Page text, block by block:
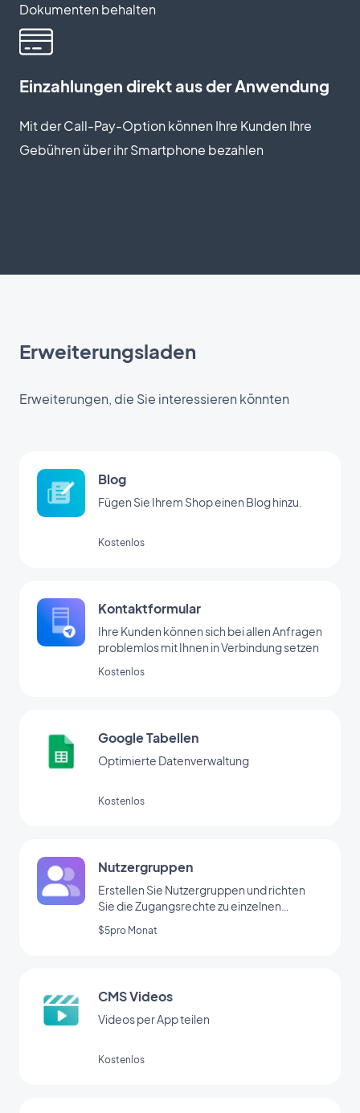
Dokumenten behalten
Einzahlungen direkt aus der Anwendung
Mit der Call-Pay-Option können Ihre Kunden Ihre
Gebühren über ihr Smartphone bezahlen
Erweiterungsladen
Erweiterungen, die Sie interessieren könnten
Blog
Fügen Sie Ihrem Shop einen Blog hinzu.
Kostenlos
Kontaktformular
Ihre Kunden können sich bei allen Anfragen
problemlos mit Ihnen in Verbindung setzen
Kostenlos
Google Tabellen
Optimierte Datenverwaltung
Kostenlos
Nutzergruppen
Erstellen Sie Nutzergruppen und richten
Sie die Zugangsrechte zu einzelnen
Bereichen Ihrer App individuell ein.
$5pro Monat
CMS Videos
Videos per App teilen
Kostenlos